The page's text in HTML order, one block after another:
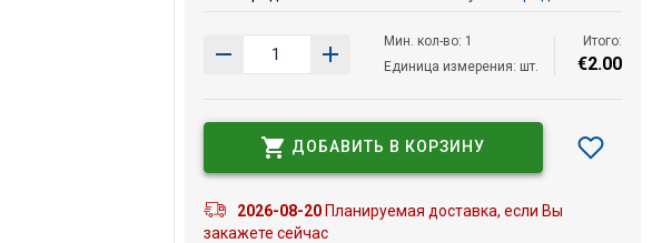
Мин. кол-во: 1
Единица измерения: шт.
Итого:
€2.00
ДОБАВИТЬ В КОРЗИНУ
2026-08-20Планируемая доставка, если Вы
закажете сейчас